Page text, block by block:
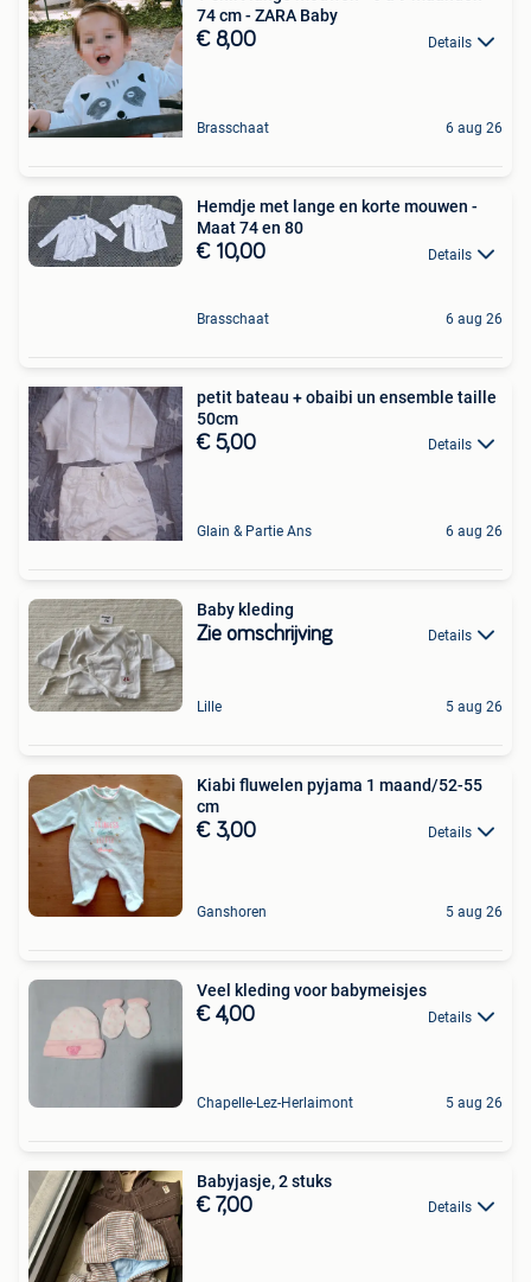
74 cm - ZARA Baby
€ 8,00 Details
Brasschaat 6 aug 26
Hemdje met lange en korte mouwen -
Maat 74 en 80
€ 10,00 Details
Brasschaat 6 aug 26
petit bateau + obaibi un ensemble taille
50cm
€ 5,00 Details
Glain & Partie Ans 6 aug 26
Baby kleding
Zie omschrijving Details
Lille 5 aug 26
Kiabi fluwelen pyjama 1 maand/52-55
cm
€ 3,00 Details
Ganshoren 5 aug 26
Veel kleding voor babymeisjes
€ 4,00 Details
Chapelle-Lez-Herlaimont 5 aug 26
Babyjasje, 2 stuks
€ 7,00 Details